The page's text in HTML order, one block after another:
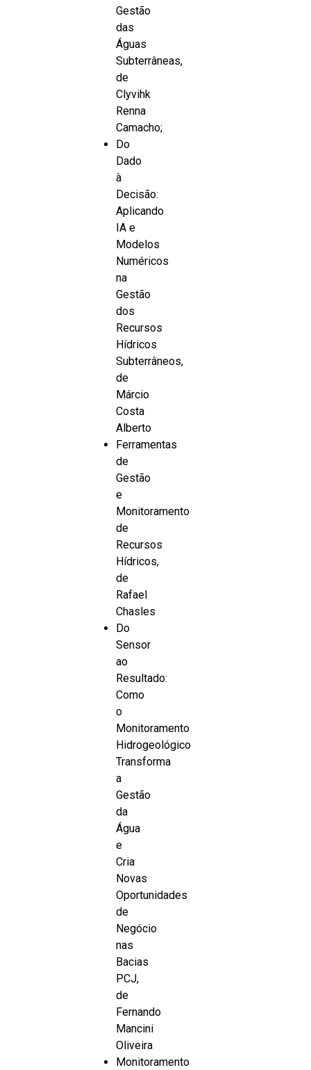
Gestão
das
Águas
Subterrâneas,
de
Clyvihk
Renna
Camacho;
Do
Dado
à
Decisão:
Aplicando
IA e
Modelos
Numéricos
na
Gestão
dos
Recursos
Hídricos
Subterrâneos,
de
Márcio
Costa
Alberto
Ferramentas
de
Gestão
e
Monitoramento
de
Recursos
Hídricos,
de
Rafael
Chasles
Do
Sensor
ao
Resultado:
Como
o
Monitoramento
Hidrogeológico
Transforma
a
Gestão
da
Água
e
Cria
Novas
Oportunidades
de
Negócio
nas
Bacias
PCJ,
de
Fernando
Mancini
Oliveira
Monitoramento